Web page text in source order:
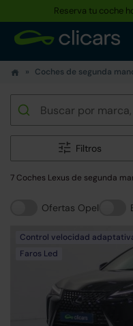
Hasta un 30%
Coches de segunda
Filtros
7 Coches Lexus de segunda
Ofertas Opel
Control velocidad
Faros Led